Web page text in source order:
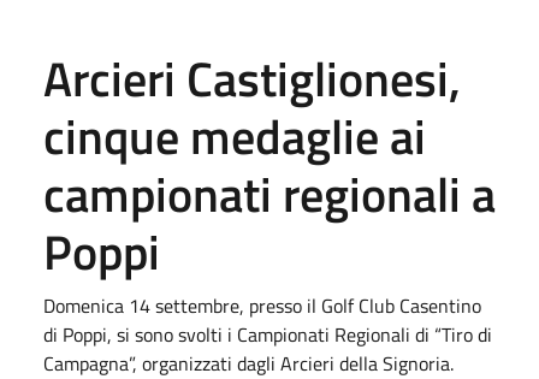
Arcieri Castiglionesi,
cinque medaglie ai
campionati regionali a
Poppi
Domenica 14 settembre, presso il Golf Club Casentino
di Poppi, si sono svolti i Campionati Regionali di “Tiro di
Campagna”, organizzati dagli Arcieri della Signoria.